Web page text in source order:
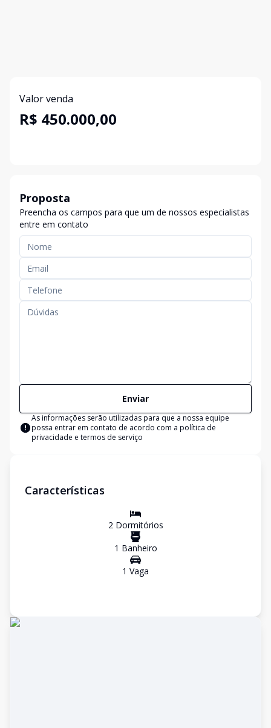
Valor venda
R$ 450.000,00
Proposta
Preencha os campos para que um de nossos especialistas
entre em contato
Enviar
As informações serão utilizadas para que a nossa equipe
possa entrar em contato de acordo com a política de
privacidade e termos de serviço
Características
2Dormitórios
1 Banheiro
1 Vaga